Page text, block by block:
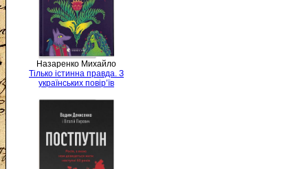
Назаренко Михайло
Тілько істинна правда. З
українських повір’їв